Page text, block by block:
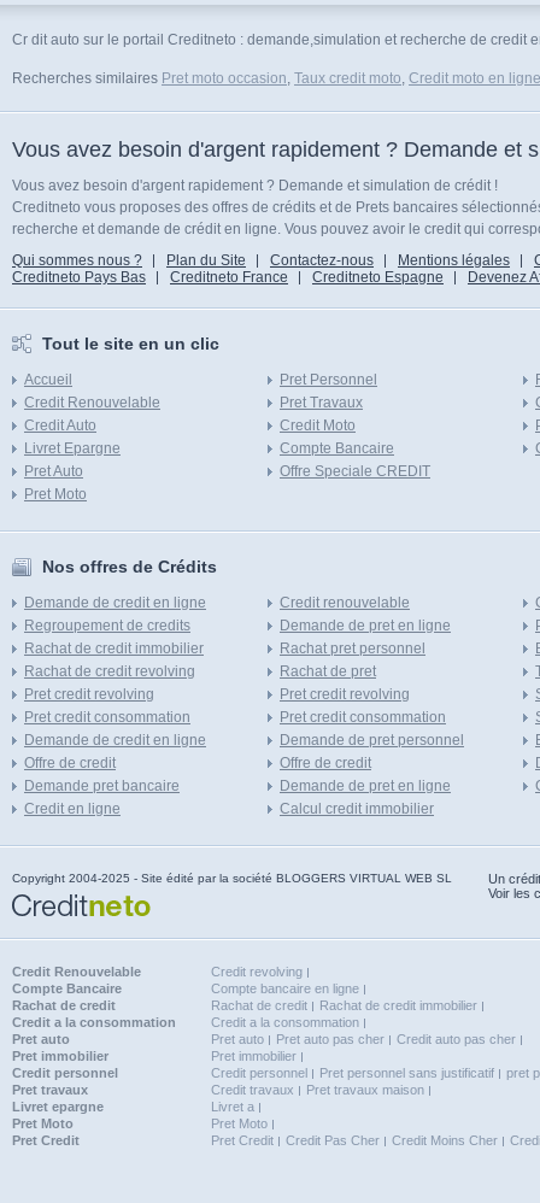
Cr dit auto sur le portail Creditneto : demande,simulation et recherche de credit
Recherches similaires Pret moto occasion, Taux credit moto, Credit moto en ligne
Vous avez besoin d'argent rapidement ? Demande et
Vous avez besoin d'argent rapidement ? Demande et simulation de crédit !
Creditneto vous proposes des offres de crédits et de Prets bancaires
recherche et demande de crédit en ligne. Vous pouvez avoir le credit qui
Qui sommes nous ?
Plan du Site Contactez-nous Mentions légales
Creditneto Pays Bas
Creditneto France Creditneto Espagne Devenez
Tout le site en un clic
Accueil
Credit Renouvelable
Credit Auto
Livret Epargne
Pret Auto
Pret Moto
Pret Personnel
Pret Travaux
Credit Moto
Compte Bancaire
Offre Speciale CREDIT
Nos offres de Crédits
Demande de credit en ligne
Regroupement de credits
Rachat de credit immobilier
Rachat de credit revolving
Pret credit revolving
Pret credit consommation
Demande de credit en ligne
Offre de credit
Demande pret bancaire
Credit en ligne
Credit renouvelable
Demande de pret en ligne
Rachat pret personnel
Rachat de pret
Pret credit revolving
Pret credit consommation
Demande de pret personnel
Offre de credit
Demande de pret en ligne
Calcul credit immobilier
Copyright 2004-2025 - Site édité par la société BLOGGERS VIRTUAL WEB SL
Un
Voir les
Credit Renouvelable
Credit revolving
Compte Bancaire
Compte bancaire en ligne
Rachat de credit
Rachat de credit
Rachat de credit immobilier
Credit a la consommation
Credit a la consommation
Pret auto
Pret auto Pret auto pas cher
Credit auto pas cher
Pret immobilier
Pret immobilier
Credit personnel
Credit personnel Pret personnel sans justificatif
pret
Pret travaux
Credit travaux
Pret travaux maison
Livret epargne
Livret a
Pret Moto
Pret Moto
Pret Credit
Pret Credit Credit Pas Cher Credit Moins Cher